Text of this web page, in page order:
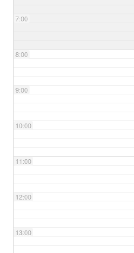
7:00
8:00
9:00
10:00
11:00
12:00
13:00